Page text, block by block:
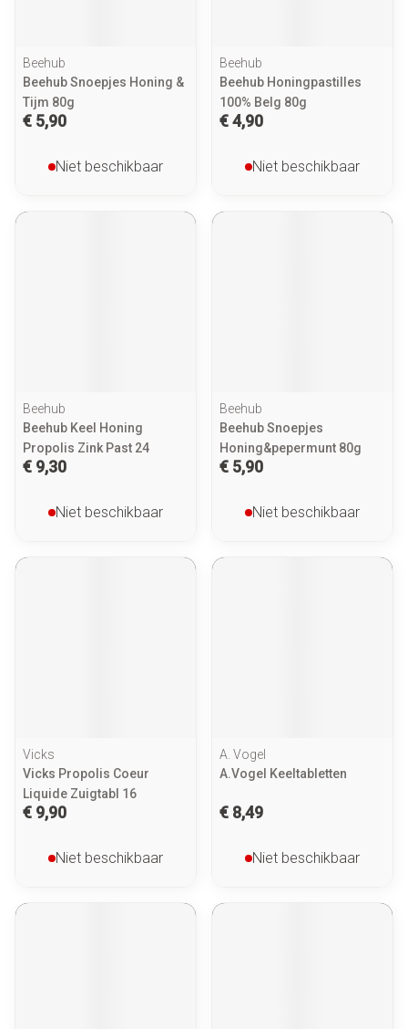
Beehub
Beehub Snoepjes Honing &
Tijm 80g
€ 5,90
Niet beschikbaar
Beehub
Beehub Honingpastilles
100% Belg 80g
€ 4,90
Niet beschikbaar
Beehub
Beehub Keel Honing
Propolis Zink Past 24
€ 9,30
Niet beschikbaar
Beehub
Beehub Snoepjes
Honing&pepermunt 80g
€ 5,90
Niet beschikbaar
Vicks
Vicks Propolis Coeur
Liquide Zuigtabl 16
€ 9,90
Niet beschikbaar
A. Vogel
A.Vogel Keeltabletten
€ 8,49
Niet beschikbaar